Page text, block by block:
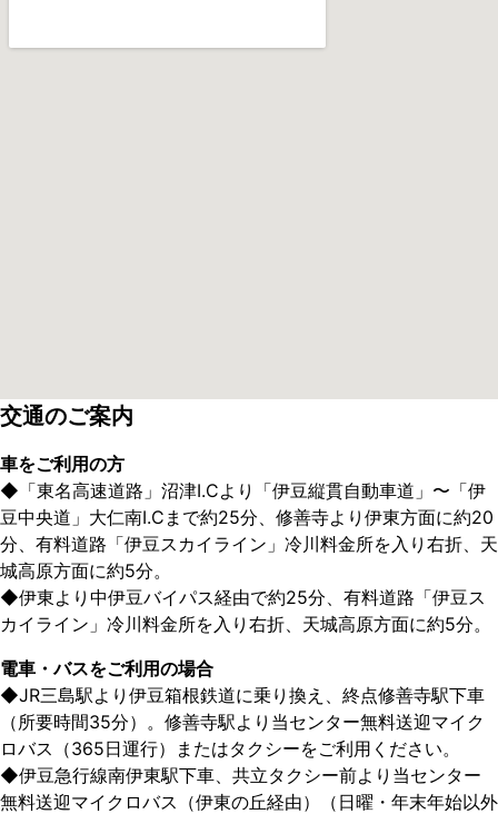
交通のご案内
車をご利用の方
◆ 「東名高速道路」沼津I.Cより「伊豆縦貫自動車道」〜「伊
豆中央道」大仁南I.Cまで約25分、修善寺より伊東方面に約20
分、有料道路「伊豆スカイライン」冷川料金所を入り右折、天
城高原方面に約5分。
◆伊東より中伊豆バイパス経由で約25分、有料道路「伊豆ス
カイライン」冷川料金所を入り右折、天城高原方面に約5分。
電車・バスをご利用の場合
◆JR三島駅より伊豆箱根鉄道に乗り換え、終点修善寺駅下車
（所要時間35分）。修善寺駅より当センター無料送迎マイク
ロバス（365日運行）またはタクシーをご利用ください。
◆伊豆急行線南伊東駅下車、共立タクシー前より当センター
無料送迎マイクロバス（伊東の丘経由）（日曜・年末年始以外